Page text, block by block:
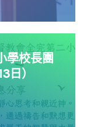
學校長團
日）